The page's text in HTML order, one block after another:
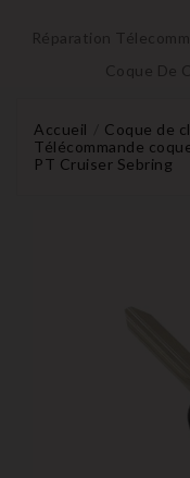
Réparation
Coque De
Accueil Coque de
Télécommande
PT Cruiser Sebring